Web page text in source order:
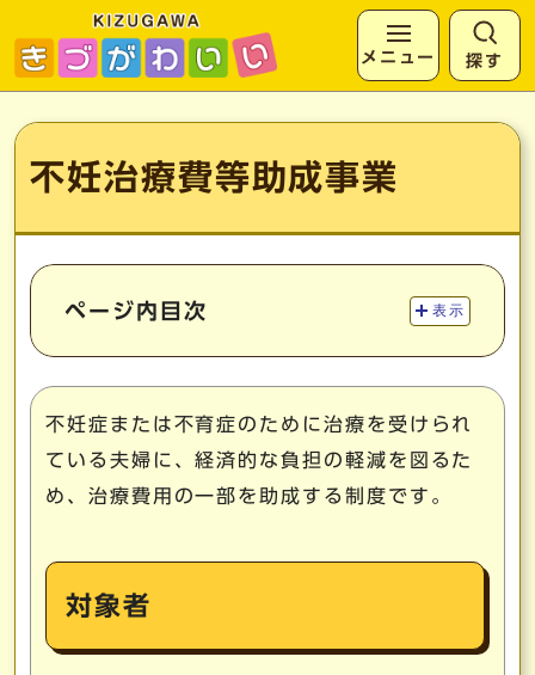
ページの先頭です
メニュー 探す
ここから本文です
不妊治療費等助成事業
ページ内目次 表示
不妊症または不育症のために治療を受けられ
ている夫婦に、経済的な負担の軽減を図るた
め、治療費用の一部を助成する制度です。
対象者